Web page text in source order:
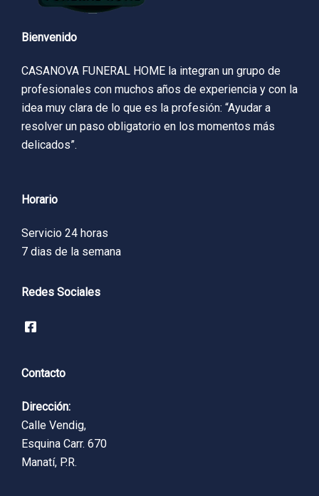
Bienvenido
CASANOVA FUNERAL HOME la integran un grupo de
profesionales con muchos años de experiencia y con la
idea muy clara de lo que es la profesión: “Ayudar a
resolver un paso obligatorio en los momentos más
delicados”.
Horario
Servicio 24 horas
7 dias de la semana
Redes Sociales
Contacto
Dirección:
Calle Vendig,
Esquina Carr. 670
Manatí, P.R.